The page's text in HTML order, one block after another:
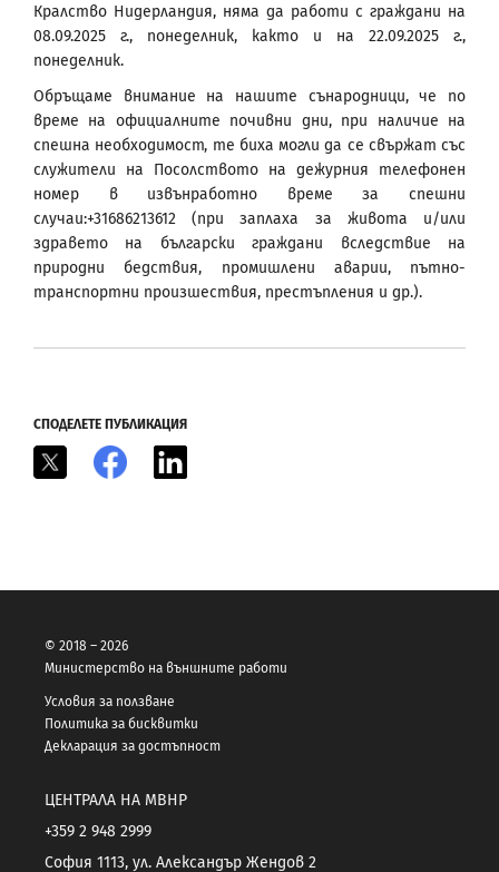
Кралство Нидерландия, няма да работи с граждани на
08.09.2025 г., понеделник, както и на 22.09.2025 г.,
понеделник.
Обръщаме внимание на нашите сънародници, че по
време на официалните почивни дни, при наличие на
спешна необходимост, те биха могли да се свържат със
служители на Посолството на дежурния телефонен
номер в извънработно време за спешни
случаи:+31686213612 (при заплаха за живота и/или
здравето на български граждани вследствие на
природни бедствия, промишлени аварии, пътно-
транспортни произшествия, престъпления и др.).
СПОДЕЛЕТЕ ПУБЛИКАЦИЯ
Facebook
© 2018 – 2026
Министерство на външните работи
Условия за ползване
Политика за бисквитки
Декларация за достъпност
ЦЕНТРАЛА НА МВНР
+359 2 948 2999
София 1113, ул. Александър Жендов 2